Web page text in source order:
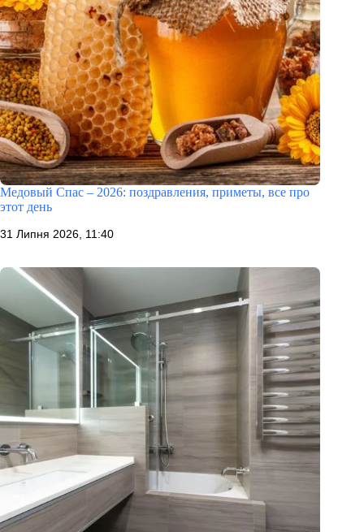
Медовый Спас – 2026: поздравления, приметы, все про
этот день
31 Липня 2026, 11:40